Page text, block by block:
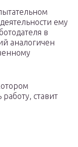
ему
в
аналогичен
ставит